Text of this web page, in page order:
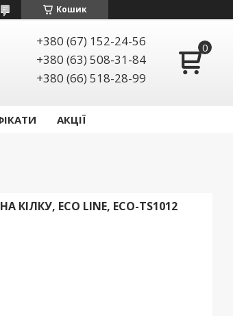
Кошик
+380 (67) 152-24-56
+380 (63) 508-31-84
+380 (66) 518-28-99
АКЦІЇ
ECO LINE, ECO-TS1012